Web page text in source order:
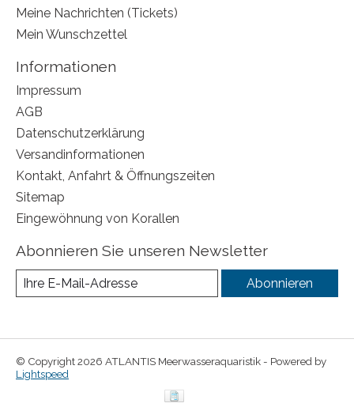
Meine Nachrichten (Tickets)
Mein Wunschzettel
Informationen
Impressum
AGB
Datenschutzerklärung
Versandinformationen
Kontakt, Anfahrt & Öffnungszeiten
Sitemap
Eingewöhnung von Korallen
Abonnieren Sie unseren Newsletter
Abonnieren
© Copyright 2026 ATLANTIS Meerwasseraquaristik - Powered by
Lightspeed